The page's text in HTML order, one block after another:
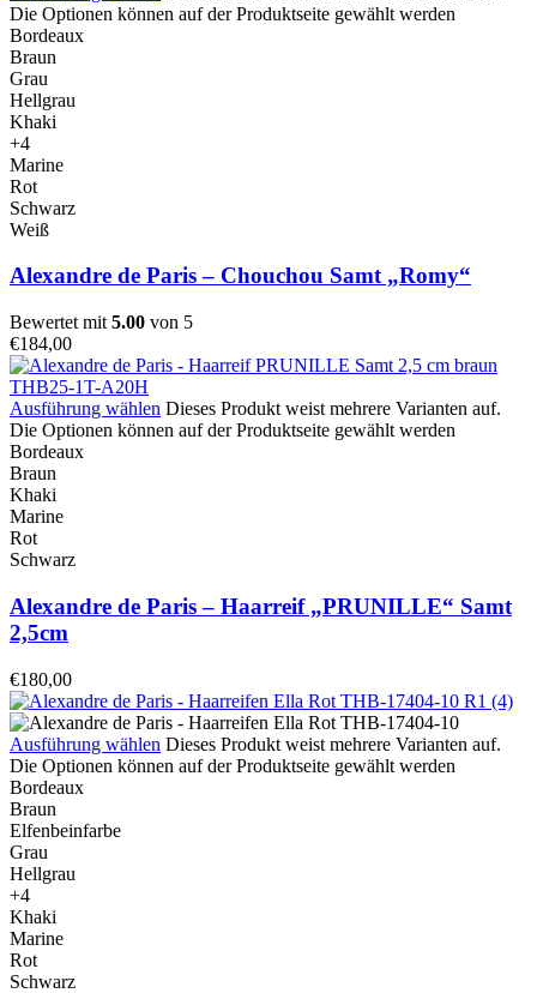
Die Optionen können auf der Produktseite gewählt werden
Bordeaux
Braun
Grau
Hellgrau
Khaki
+4
Marine
Rot
Schwarz
Weiß
Alexandre de Paris – Chouchou Samt „Romy“
Bewertet mit 5.00 von 5
€184,00
Ausführung wählen Dieses Produkt weist mehrere Varianten auf.
Die Optionen können auf der Produktseite gewählt werden
Bordeaux
Braun
Khaki
Marine
Rot
Schwarz
Alexandre de Paris – Haarreif „PRUNILLE“ Samt
2,5cm
€180,00
Ausführung wählen Dieses Produkt weist mehrere Varianten auf.
Die Optionen können auf der Produktseite gewählt werden
Bordeaux
Braun
Elfenbeinfarbe
Grau
Hellgrau
+4
Khaki
Marine
Rot
Schwarz